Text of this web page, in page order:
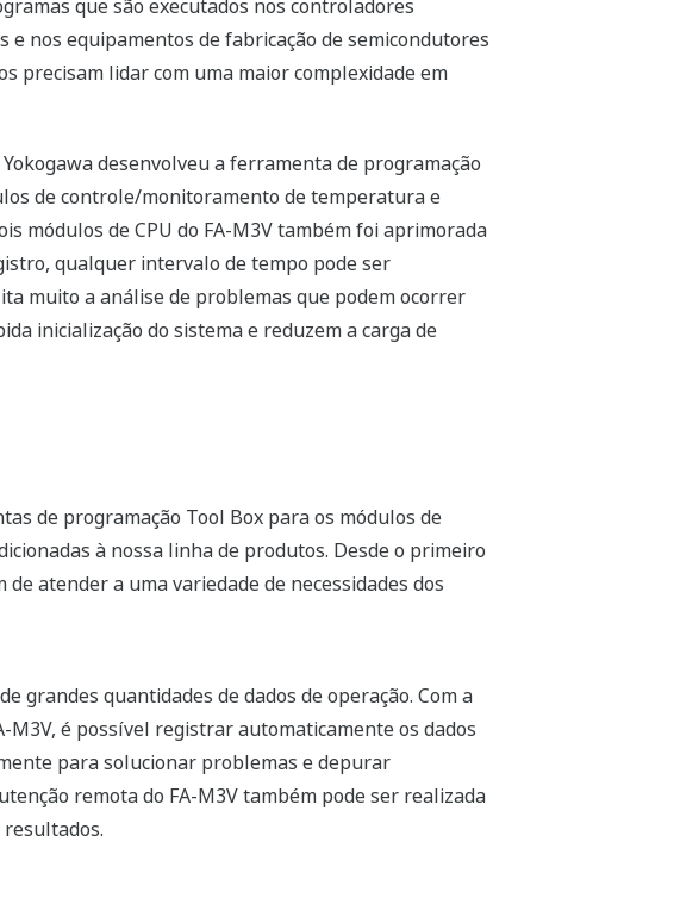
que são executados nos controladores
nos equipamentos de fabricação de semicondutores
precisam lidar com uma maior complexidade em
desenvolveu a ferramenta de programação
de controle/monitoramento de temperatura e
módulos de CPU do FA-M3V também foi aprimorada
qualquer intervalo de tempo pode ser
muito a análise de problemas que podem ocorrer
inicialização do sistema e reduzem a carga de
de programação Tool Box para os módulos de
à nossa linha de produtos. Desde o primeiro
atender a uma variedade de necessidades dos
grandes quantidades de dados de operação. Com a
M3V, é possível registrar automaticamente os dados
para solucionar problemas e depurar
remota do FA-M3V também pode ser realizada